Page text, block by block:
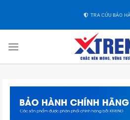
TRA CỨU BẢO